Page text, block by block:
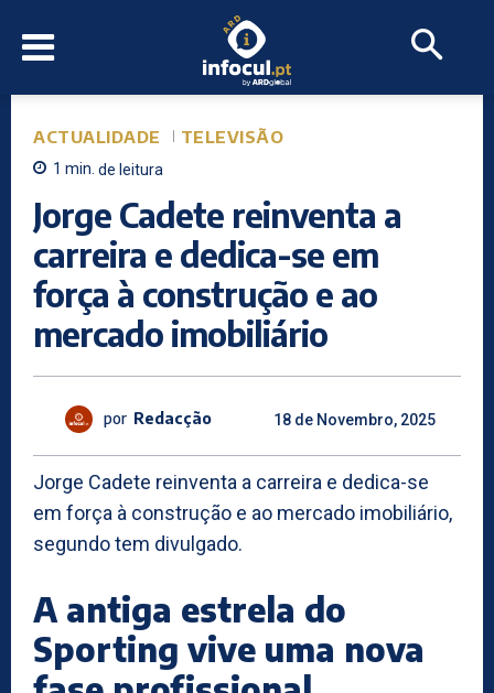
ACTUALIDADE TELEVISÃO
1 min. de leitura
Jorge Cadete reinventa a
carreira e dedica-se em
força à construção e ao
mercado imobiliário
por Redacção 18 de Novembro, 2025
Jorge Cadete reinventa a carreira e dedica-se
em força à construção e ao mercado imobiliário,
segundo tem divulgado.
A antiga estrela do
Sporting vive uma nova